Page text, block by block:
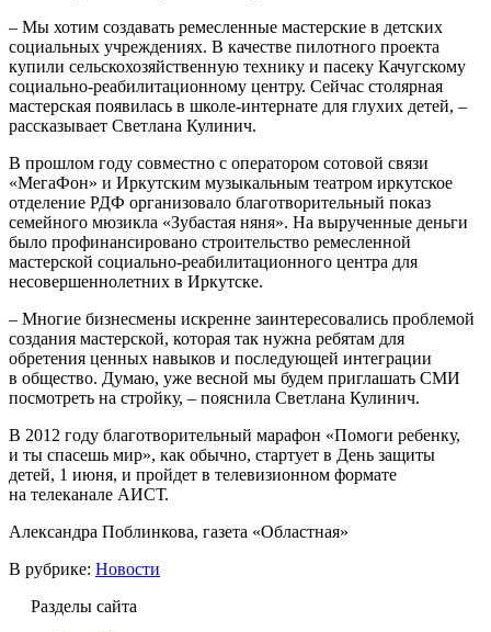
– Мы хотим создавать ремесленные мастерские в детских
социальных учреждениях. В качестве пилотного проекта
купили сельскохозяйственную технику и пасеку Качугскому
социально-реабилитационному центру. Сейчас столярная
мастерская появилась в школе-интернате для глухих детей, –
рассказывает Светлана Кулинич.
В прошлом году совместно с оператором сотовой связи
«МегаФон» и Иркутским музыкальным театром иркутское
отделение РДФ организовало благотворительный показ
семейного мюзикла «Зубастая няня». На вырученные деньги
было профинансировано строительство ремесленной
мастерской социально-реабилитационного центра для
несовершеннолетних в Иркутске.
– Многие бизнесмены искренне заинтересовались проблемой
создания мастерской, которая так нужна ребятам для
обретения ценных навыков и последующей интеграции
в общество. Думаю, уже весной мы будем приглашать СМИ
посмотреть на стройку, – пояснила Светлана Кулинич.
В 2012 году благотворительный марафон «Помоги ребенку,
и ты спасешь мир», как обычно, стартует в День защиты
детей, 1 июня, и пройдет в телевизионном формате
на телеканале АИСТ.
Александра Поблинкова, газета «Областная»
В рубрике: Новости
Разделы сайта